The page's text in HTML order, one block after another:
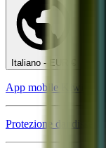
Italiano - EUR €
App mobile Kiwi.com
Protezione dai